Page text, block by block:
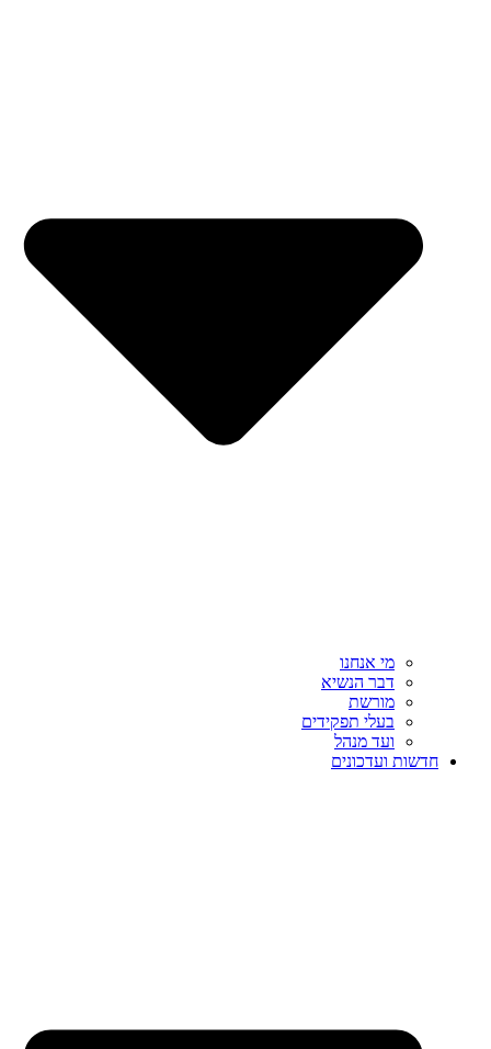
מי אנחנו
דבר הנשיא
מורשת
בעלי תפקידים
ועד מנהל
חדשות ועדכונים